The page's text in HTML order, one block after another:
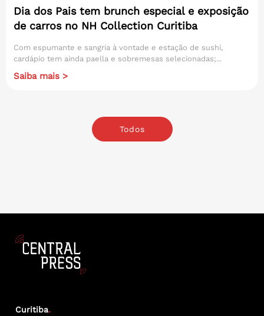
Dia dos Pais tem brunch especial e exposição
de carros no NH Collection Curitiba
Com espumante e sangria à vontade e estação de sushi,
cardápio tem ainda paella e sobremesas selecionadas;...
Saiba mais >
Todos
Curitiba.